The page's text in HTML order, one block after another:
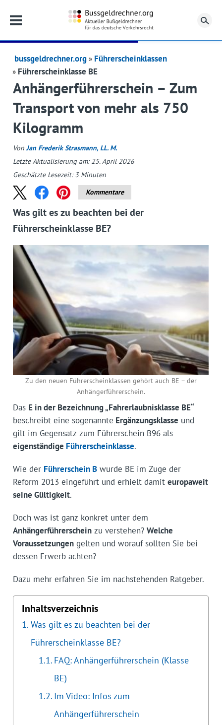
bussgeldrechner.org
Führerscheinklassen
Führerscheinklasse BE
Anhängerführerschein – Zum
Transport von mehr als 750
Kilogramm
Von Jan Frederik Strasmann, LL. M.
Letzte Aktualisierung am: 25. April 2026
Geschätzte Lesezeit:3 Minuten
Kommentare
Was gilt es zu beachten bei der
Führerscheinklasse BE?
Zu den neuen Führerscheinklassen gehört auch BE – der
Anhängerführerschein.
Das E in der Bezeichnung „Fahrerlaubnisklasse BE“
beschreibt eine sogenannte Ergänzungsklasse und
gilt im Gegensatz zum Führerschein B96 als
eigenständige Führerscheinklasse.
Wie der Führerschein Bwurde BE im Zuge der
Reform 2013 eingeführt und erhielt damit europaweit
seine Gültigkeit.
Doch was ist ganz konkret unter dem
Anhängerführerscheinzu verstehen? Welche
Voraussetzungengelten und worauf sollten Sie bei
dessen Erwerb achten?
Dazu mehr erfahren Sie im nachstehenden Ratgeber.
Inhaltsverzeichnis
Was gilt es zu beachten bei der
Führerscheinklasse BE?
FAQ: Anhängerführerschein (Klasse
BE)
Im Video: Infos zum
Anhängerführerschein